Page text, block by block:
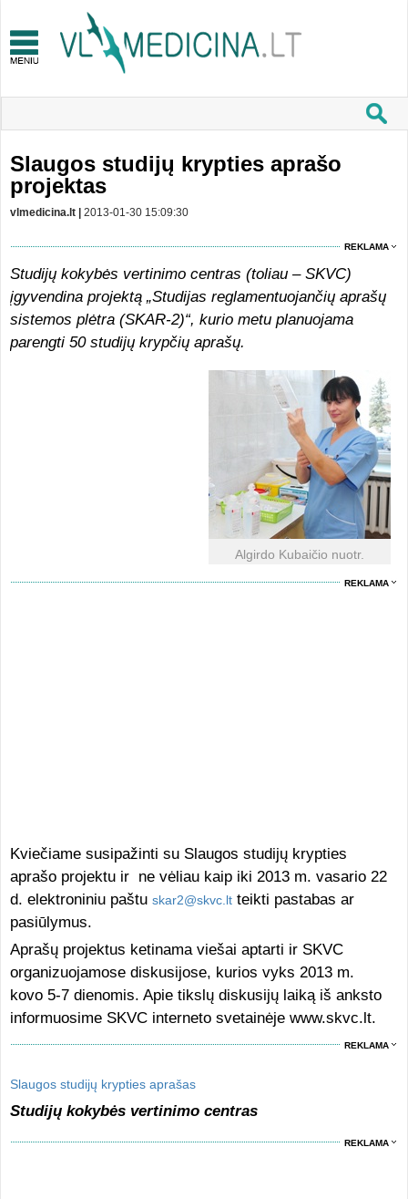
Slaugos studijų krypties aprašo
projektas
vlmedicina.lt | 2013-01-30 15:09:30
REKLAMA
Studijų kokybės vertinimo centras (toliau – SKVC)
įgyvendina projektą „Studijas reglamentuojančių aprašų
sistemos plėtra (SKAR-2)“, kurio metu planuojama
parengti 50 studijų krypčių aprašų.
Algirdo Kubaičio nuotr.
REKLAMA
Kviečiame susipažinti su Slaugos studijų krypties
aprašo projektu ir ne vėliau kaip iki 2013 m. vasario 22
d. elektroniniu paštu skar2@skvc.ltteikti pastabas ar
pasiūlymus.
Aprašų projektus ketinama viešai aptarti ir SKVC
organizuojamose diskusijose, kurios vyks 2013 m.
kovo 5-7 dienomis. Apie tikslų diskusijų laiką iš anksto
informuosime SKVC interneto svetainėje www.skvc.lt.
REKLAMA
Slaugos studijų krypties aprašas
Studijų kokybės vertinimo centras
REKLAMA